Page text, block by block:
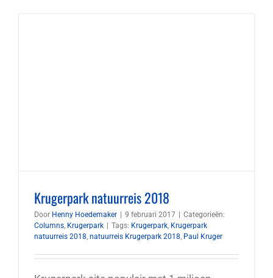
Krugerpark natuurreis 2018
Door Henny Hoedemaker 9 februari 2017
Categorieën:
Columns, Krugerpark Tags: Krugerpark, Krugerpark
natuurreis 2018, natuurreis Krugerpark 2018, Paul Kruger